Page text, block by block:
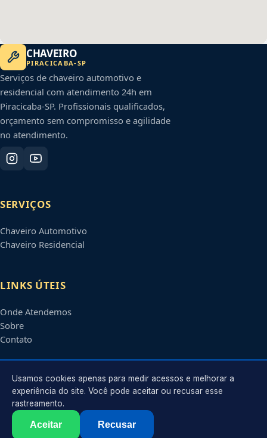
CHAVEIRO
PIRACICABA-SP
Serviços de chaveiro automotivo e
residencial com atendimento 24h em
Piracicaba-SP. Profissionais qualificados,
orçamento sem compromisso e agilidade
no atendimento.
SERVIÇOS
Chaveiro Automotivo
Chaveiro Residencial
LINKS ÚTEIS
Onde Atendemos
Sobre
Contato
CONTATO
Atendimento em
contato@chaveiroempiracicaba.com.br
2026 Piracicaba . Todos os direitos reservados.
Usamos cookies apenas para medir acessos e melhorar a
experiência do site. Você pode aceitar ou recusar esse
rastreamento.
Aceitar Recusar